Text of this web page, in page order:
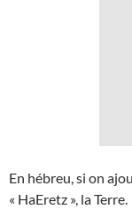
En hébreu, si on
« HaEretz », la Terre.